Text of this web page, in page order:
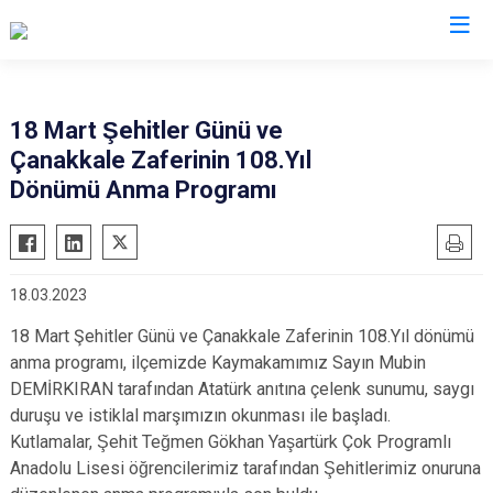
Akyaka
Digor
Selim
Susuz
18 Mart Şehitler Günü ve
Çanakkale Zaferinin 108.Yıl
Dönümü Anma Programı
18.03.2023
18 Mart Şehitler Günü ve Çanakkale Zaferinin 108.Yıl dönümü
anma programı, ilçemizde Kaymakamımız Sayın Mubin
DEMİRKIRAN tarafından Atatürk anıtına çelenk sunumu, saygı
duruşu ve istiklal marşımızın okunması ile başladı.
Kutlamalar, Şehit Teğmen Gökhan Yaşartürk Çok Programlı
Anadolu Lisesi öğrencilerimiz tarafından Şehitlerimiz onuruna